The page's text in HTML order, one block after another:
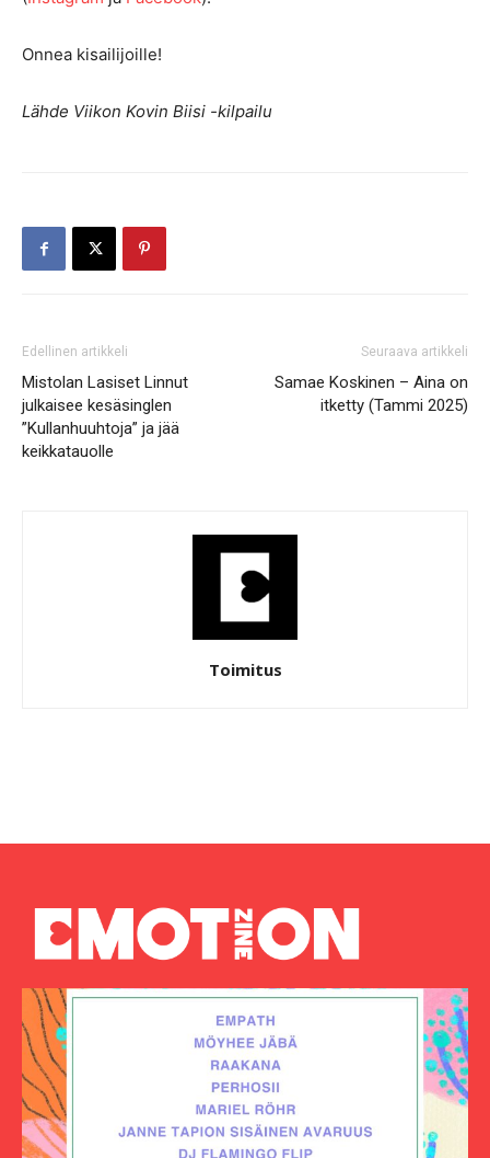
Onnea kisailijoille!
Lähde Viikon Kovin Biisi -kilpailu
Edellinen artikkeli
Mistolan Lasiset Linnut
julkaisee kesäsinglen
”Kullanhuuhtoja” ja jää
keikkatauolle
Seuraava artikkeli
Samae Koskinen – Aina on
itketty (Tammi 2025)
Toimitus